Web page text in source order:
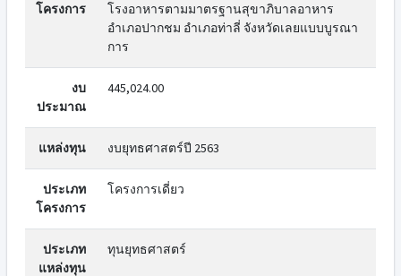
โครงการ
โรงอาหารตามมาตรฐานสุขาภิบาลอาหาร
อำเภอปากชม อำเภอท่าลี่ จังหวัดเลยแบบบูรณา
การ
งบ
ประมาณ
445,024.00
แหล่งทุน งบยุทธศาสตร์ปี 2563
ประเภท
โครงการ
โครงการเดี่ยว
ประเภท
แหล่งทุน
ทุนยุทธศาสตร์